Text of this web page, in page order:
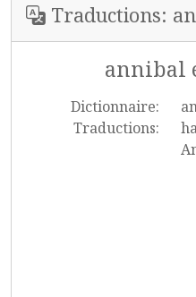
Traductions:
annibal
Dictionnaire:
Traductions: